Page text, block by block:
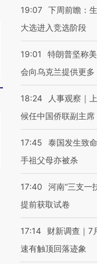
航飞行员跨国走私7万
粒摇头丸 尿检体内含3种
视
育
推广】走进第四届链博
19:07 下周前瞻：
大选进入竞选阶段
19:01
特朗普坚称
会向乌克兰提供更多
18:24
人事观察｜
候任中国侨联副主席
17:45
泰国发生致
手祖父母亦被杀
17:40
河南“三支一
提前获取试卷
17:14
财新调查｜7
速有触顶回落迹象